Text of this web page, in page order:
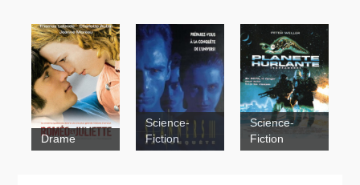
Roméo et
Juliette
Drame
Science-
Fiction
Screamers
Science-
Fiction